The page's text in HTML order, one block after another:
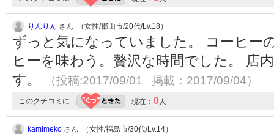
りんりん さん （女性/郡山市/20代/Lv.18）
ずっと気になっていました。 コーヒー
ヒーを味わう。贅沢な時間でした。 店
す。
（投稿:2017/09/01 掲載：2017/09/04）
このクチコミに 現在： 0 人
kamimeko さん （女性/福島市/30代/Lv.14）